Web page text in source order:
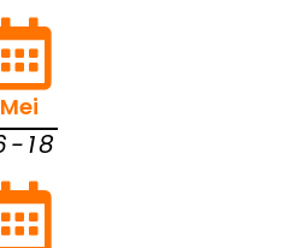
Mei
18